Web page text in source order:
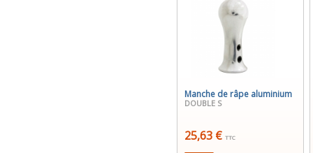
Manche de râpe aluminium
DOUBLE S
25,63 € TTC